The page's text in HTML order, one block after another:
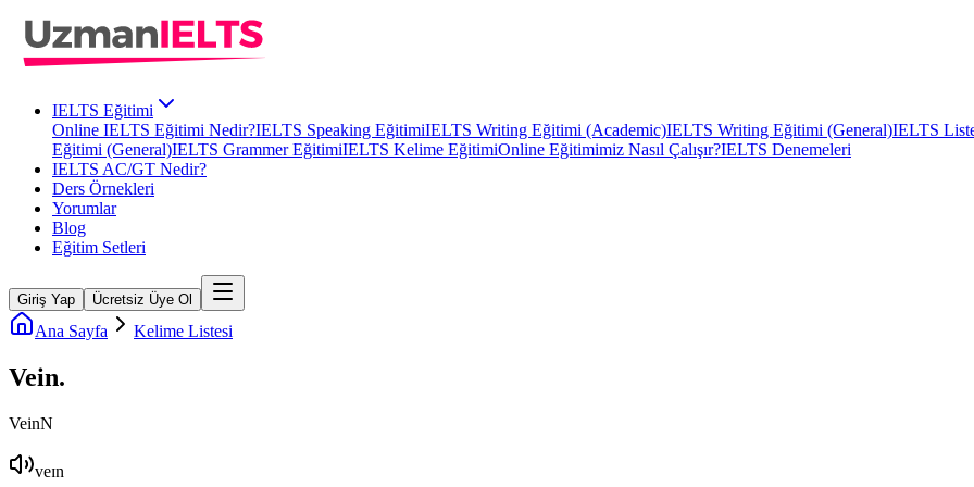
IELTS Eğitimi
Online IELTS Eğitimi Nedir?IELTS Speaking EğitimiIELTS Writing Eğitimi (Academic)IELTS Writing Eğitimi (General)IELTS
Eğitimi (General)IELTS Grammer EğitimiIELTS Kelime EğitimiOnline Eğitimimiz Nasıl Çalışır?IELTS Denemeleri
IELTS AC/GT Nedir?
Ders Örnekleri
Yorumlar
Blog
Eğitim Setleri
Giriş Yap Ücretsiz Üye Ol
Ana Sayfa Kelime Listesi
Vein.
VeinN
veɪn